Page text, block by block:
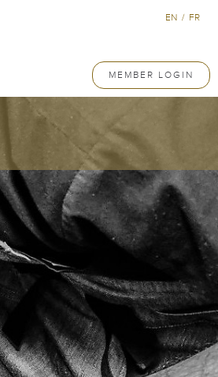
MEMBER LOGIN
EN / FR